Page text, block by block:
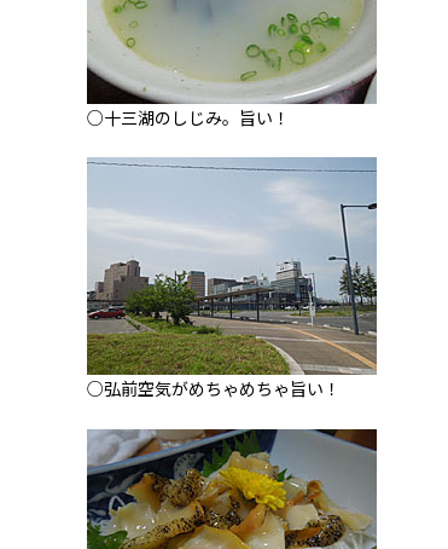
○十三湖のしじみ。旨い！
○弘前空気がめちゃめちゃ旨い！